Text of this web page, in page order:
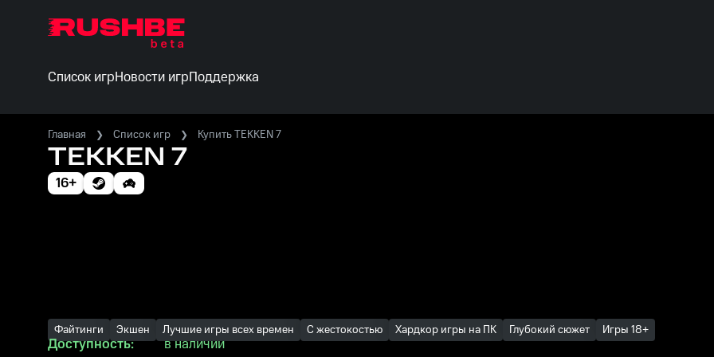
Список игрНовости игрПоддержка
Главная Список игр Купить TEKKEN 7
TEKKEN 7
16+
Файтинги Экшен Лучшие игры всех времен С жестокостью Хардкор игры на ПК Глубокий сюжет Игры 18+
Доступность:
в наличии